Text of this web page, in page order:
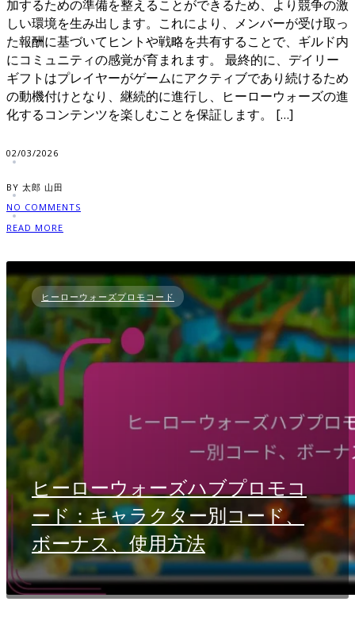
加するための準備を整えることができるため、より競争の激
しい環境を生み出します。これにより、メンバーが受け取っ
た報酬に基づいてヒントや戦略を共有することで、ギルド内
にコミュニティの感覚が育まれます。 最終的に、デイリー
ギフトはプレイヤーがゲームにアクティブであり続けるため
の動機付けとなり、継続的に進行し、ヒーローウォーズの進
化するコンテンツを楽しむことを保証します。 […]
02/03/2026
BY 太郎 山田
NO COMMENTS
READ MORE
ヒーローウォーズプロモコード
ヒーローウォーズハブプロモコ
ード：キャラクター別コード、
ボーナス、使用方法